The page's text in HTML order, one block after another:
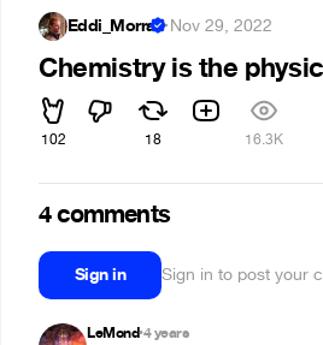
Eddi_Morra ·Nov 29, 2022
Chemistry is the
102 18 16.3K
4 comments
Sign in Sign in to post your
LeMond•4 years